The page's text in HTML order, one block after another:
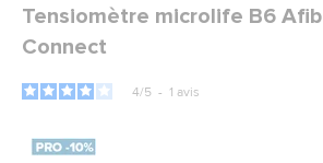
Tensiomètre microlife B6 Afib
Connect
4/5 - 1 avis